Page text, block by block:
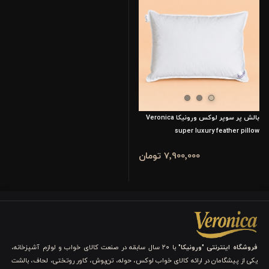
ضعیف
طراحی لاکچری، لوکس و مینیمال
تولید شده با فناوری سبز و دوست‌دار محیط زیست
فرق بالش بامبو با بالش‌های معمولی چیست؟
متفاوت از خواب سالم و آرام را برایتان فراهم می‌کند. این نوع بالش
نه‌تنها سبک و تنفس‌پذیر است، بلکه به دلیل خاصیت آنتی‌باکتریال،
ضدقارچ و ضدحساسیت بودن، گزینه‌ای ایده‌آل برای پوست‌های حساس
ویژگی‌ها
جنس الیاف
تنفس‌پذیری
بسیار بالا؛ گردش آزاد
هوا
کم؛ منجر به تعریق
شبانه
بالش پر سوپر لوکس ورونیکا Veronica
super luxury feather pillow
7٬900٬000 تومان
فروشگاه اینترنتی "ورونیکا"
با ۲۰ سال سابقه در صنعت کالای خواب و لوازم آشپزخانه،
یکی از پیشگامان در ارائه کالای خواب لوکس، حوله، تن‌پوش، کاور روتختی، لحاف، بالشت